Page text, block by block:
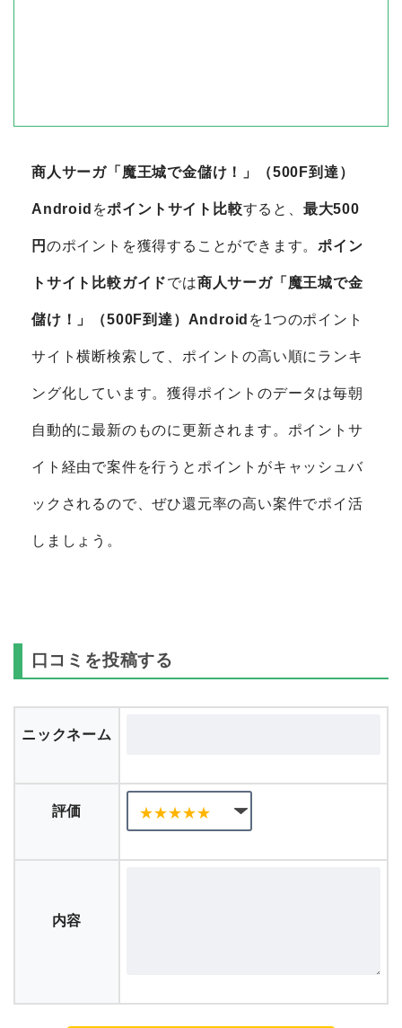
商人サーガ「魔王城で金儲け！」（500F到達）
Android をポイントサイト比較すると、 最大500
円 のポイントを獲得することができます。ポイン
トサイト比較ガイドでは商人サーガ「魔王城で金
儲け！」（500F到達）Android を1つのポイント
サイト横断検索して、ポイントの高い順にランキ
ング化しています。獲得ポイントのデータは毎朝
自動的に最新のものに更新されます。ポイントサ
イト経由で案件を行うとポイントがキャッシュバ
ックされるので、ぜひ還元率の高い案件でポイ活
しましょう。
口コミを投稿する
ニックネーム
評価
内容